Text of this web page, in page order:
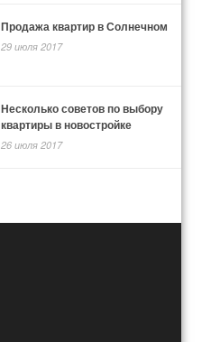
Продажа квартир в Солнечном
29 июля 2017
Несколько советов по выбору
квартиры в новостройке
26 июля 2017